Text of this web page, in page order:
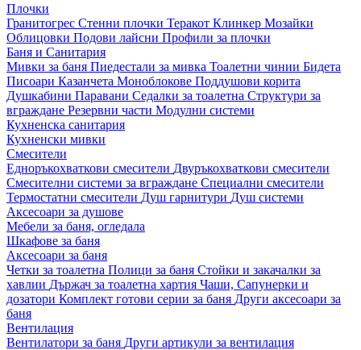
Плочки
Гранитогрес Стенни плочки Теракот Клинкер Мозайки
Облицовки Подови лайсни Профили за плочки
Баня и Санитария
Мивки за баня Пиедестали за мивка Тоалетни чинии Бидета
Писоари Казанчета Моноблокове Поддушови корита
Душкабини Паравани Седалки за тоалетна Структури за
вграждане Резервни части Модулни системи
Кухненска санитария
Кухненски мивки
Смесители
Едноръкохваткови смесители Двуръкохваткови смесители
Смесителни системи за вграждане Специални смесители
Термостатни смесители Душ гарнитури Душ системи
Аксесоари за душове
Мебели за баня, огледала
Шкафове за баня
Аксесоари за баня
Четки за тоалетна Полици за баня Стойки и закачалки за
хавлии Държач за тоалетна хартия Чаши, Сапунерки и
дозатори Комплект готови серии за баня Други аксесоари за
баня
Вентилация
Вентилатори за баня Други артикули за вентилация